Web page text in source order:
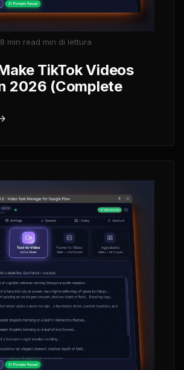
8 min read min di lettura
TikTok Videos
2026 (Complete